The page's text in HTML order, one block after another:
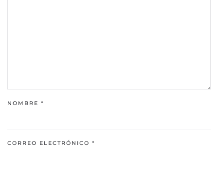
NOMBRE *
CORREO ELECTRÓNICO *